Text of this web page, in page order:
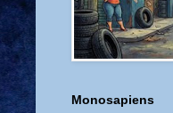
Monosapiens